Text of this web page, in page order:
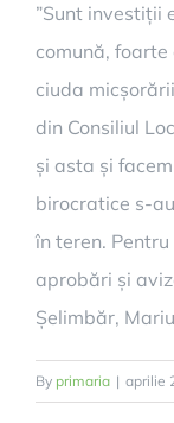
”Sunt investiții
comună,
ciuda
din Consiliul
și asta și
birocratice s-
în teren.
aprobări și
Șelimbăr,
By primaria | aprilie